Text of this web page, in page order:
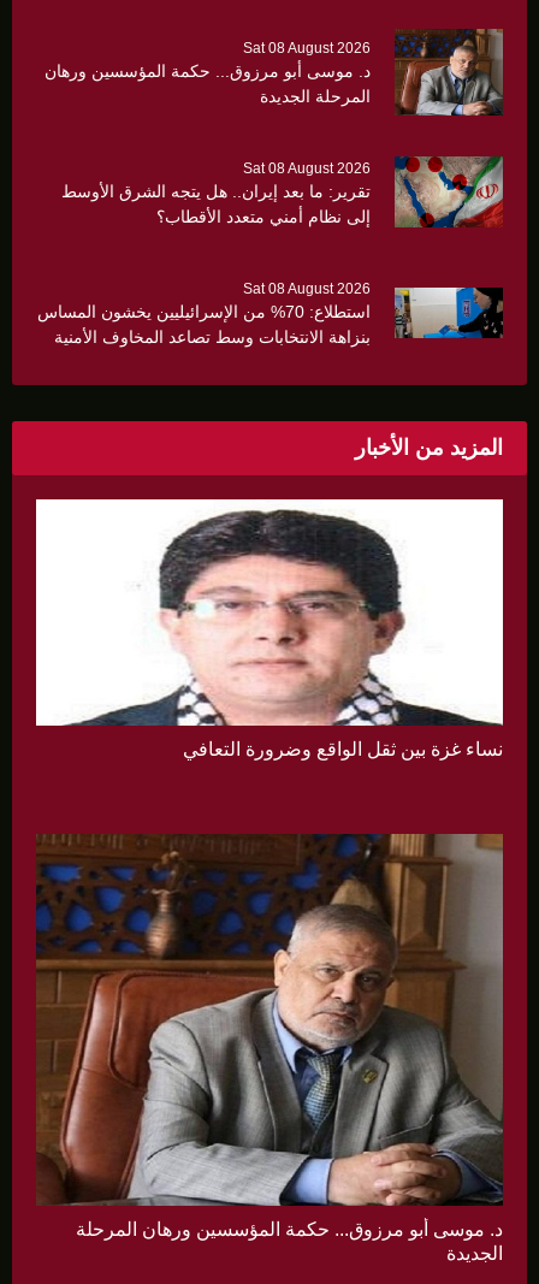
Sat 08 August 2026
د. موسى أبو مرزوق... حكمة المؤسسين ورهان
المرحلة الجديدة
Sat 08 August 2026
تقرير: ما بعد إيران.. هل يتجه الشرق الأوسط
إلى نظام أمني متعدد الأقطاب؟
Sat 08 August 2026
استطلاع: 70% من الإسرائيليين يخشون المساس
بنزاهة الانتخابات وسط تصاعد المخاوف الأمنية
المزيد من الأخبار
نساء غزة بين ثقل الواقع وضرورة التعافي
د. موسى أبو مرزوق... حكمة المؤسسين ورهان المرحلة
الجديدة